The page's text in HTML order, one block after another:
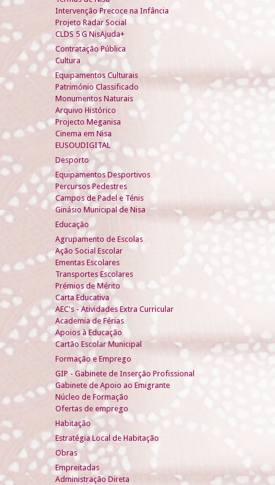
Intervenção Precoce na Infância
Projeto Radar Social
CLDS 5 G NisAjuda+
Contratação Pública
Cultura
Equipamentos Culturais
Património Classificado
Monumentos Naturais
Arquivo Histórico
Projecto Meganisa
Cinema em Nisa
EUSOUDIGITAL
Desporto
Equipamentos Desportivos
Percursos Pedestres
Campos de Padel e Ténis
Ginásio Municipal de Nisa
Educação
Agrupamento de Escolas
Ação Social Escolar
Ementas Escolares
Transportes Escolares
Prémios de Mérito
Carta Educativa
AEC's - Atividades Extra Curricular
Academia de Férias
Apoios à Educação
Cartão Escolar Municipal
Formação e Emprego
GIP - Gabinete de Inserção Profissional
Gabinete de Apoio ao Emigrante
Núcleo de Formação
Ofertas de emprego
Habitação
Estratégia Local de Habitação
Obras
Empreitadas
Administração Direta